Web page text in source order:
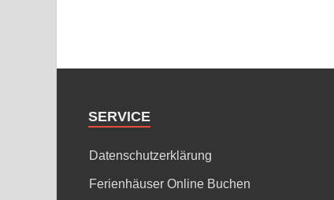
SERVICE
Datenschutzerklärung
Ferienhäuser Online Buchen